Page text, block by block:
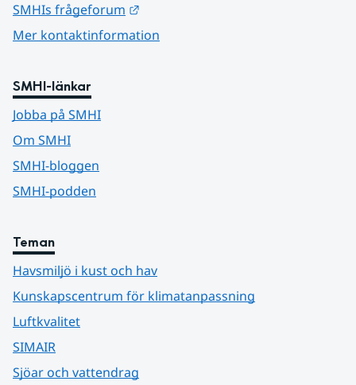
SMHIs frågeforum
Mer kontaktinformation
SMHI-länkar
Jobba på SMHI
Om SMHI
SMHI-bloggen
SMHI-podden
Teman
Havsmiljö i kust och hav
Kunskapscentrum för klimatanpassning
Luftkvalitet
SIMAIR
Sjöar och vattendrag